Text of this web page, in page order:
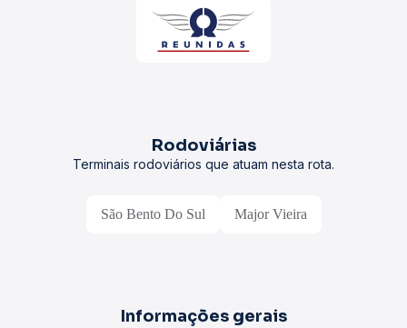
Rodoviárias
Terminais rodoviários que atuam nesta rota.
São Bento Do Sul Major Vieira
Informações gerais